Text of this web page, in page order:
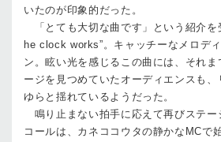
いたのが印象的だった。
「とても大切な曲です」という紹介を
he clock works”。キャッチーなメロデ
ン。眩い光を感じるこの曲には、それ
ージを見つめていたオーディエンスも
ゆらと揺れているようだった。
鳴り止まない拍手に応えて再びステー
コールは、カネココウタの静かなMCで